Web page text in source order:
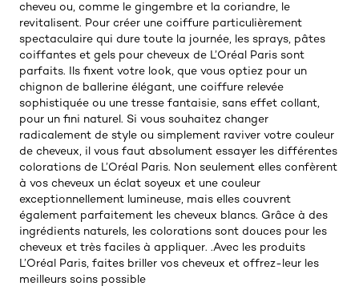
cheveu ou, comme le gingembre et la coriandre, le
revitalisent. Pour créer une coiffure particulièrement
spectaculaire qui dure toute la journée, les sprays, pâtes
coiffantes et gels pour cheveux de L’Oréal Paris sont
parfaits. Ils fixent votre look, que vous optiez pour un
chignon de ballerine élégant, une coiffure relevée
sophistiquée ou une tresse fantaisie, sans effet collant,
pour un fini naturel. Si vous souhaitez changer
radicalement de style ou simplement raviver votre couleur
de cheveux, il vous faut absolument essayer les différentes
colorations de L’Oréal Paris. Non seulement elles confèrent
à vos cheveux un éclat soyeux et une couleur
exceptionnellement lumineuse, mais elles couvrent
également parfaitement les cheveux blancs. Grâce à des
ingrédients naturels, les colorations sont douces pour les
cheveux et très faciles à appliquer. .Avec les produits
L’Oréal Paris, faites briller vos cheveux et offrez-leur les
meilleurs soins possible